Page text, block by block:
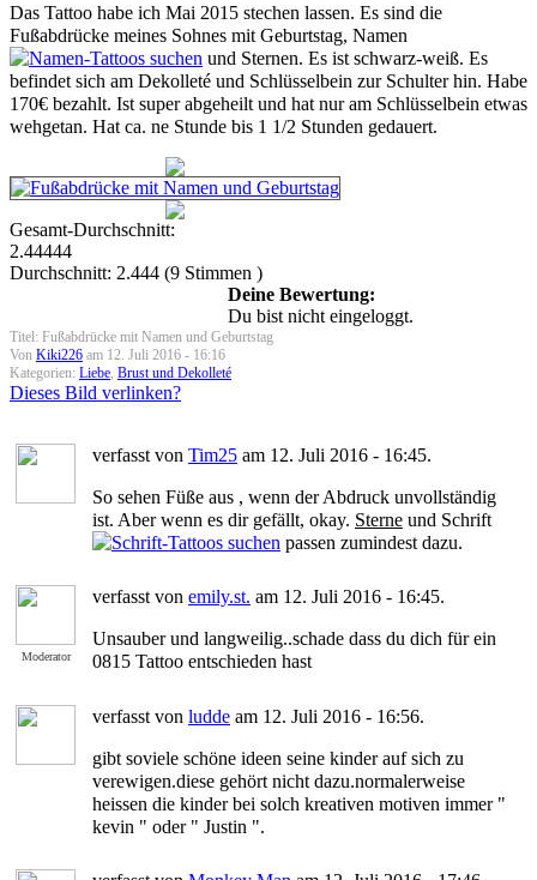
Das Tattoo habe ich Mai 2015 stechen lassen. Es sind die
Fußabdrücke meines Sohnes mit Geburtstag, Namen
und Sternen. Es ist schwarz-weiß. Es
befindet sich am Dekolleté und Schlüsselbein zur Schulter hin. Habe
170€ bezahlt. Ist super abgeheilt und hat nur am Schlüsselbein etwas
wehgetan. Hat ca. ne Stunde bis 1 1/2 Stunden gedauert.
Gesamt-Durchschnitt:
2.44444
Durchschnitt: 2.444 (9 Stimmen )
Deine Bewertung:
Du bist nicht eingeloggt.
Titel: Fußabdrücke mit Namen und Geburtstag
Von Kiki226 am 12. Juli 2016 - 16:16
Kategorien: Liebe, Brust und Dekolleté
Dieses Bild verlinken?
verfasst von Tim25 am 12. Juli 2016 - 16:45.
So sehen Füße aus , wenn der Abdruck unvollständig
ist. Aber wenn es dir gefällt, okay. Sterne und Schrift
passen zumindest dazu.
Moderator
verfasst von emily.st. am 12. Juli 2016 - 16:45.
Unsauber und langweilig..schade dass du dich für ein
0815 Tattoo entschieden hast
verfasst von ludde am 12. Juli 2016 - 16:56.
gibt soviele schöne ideen seine kinder auf sich zu
verewigen.diese gehört nicht dazu.normalerweise
heissen die kinder bei solch kreativen motiven immer "
kevin " oder " Justin ".